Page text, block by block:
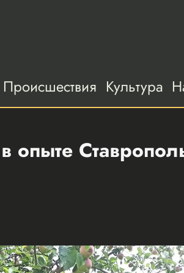
Происшествия Культура
опыте